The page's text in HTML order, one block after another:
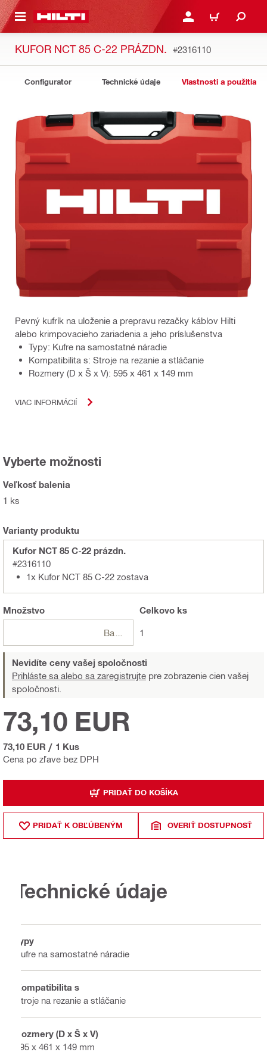
HLAVNÝ OBSAH PRIHLÁSIŤ ALEBO
KOŠÍK
KUFOR NCT 85 C-22 PRÁZDN. #2316110
Configurator Technické údaje Vlastnosti a použitia
Pevný kufrík na uloženie a prepravu rezačky káblov Hilti
alebo krimpovacieho zariadenia a jeho príslušenstva
Typy: Kufre na samostatné náradie
Kompatibilita s: Stroje na rezanie a stláčanie
Rozmery (D x Š x V): 595 x 461 x 149 mm
VIAC INFORMÁCIÍ
Vyberte možnosti
Veľkosť balenia
1 ks
Varianty produktu
Kufor NCT 85 C-22 prázdn.
#2316110
1x Kufor NCT 85 C-22 zostava
Množstvo Celkovo ks
1
Nevidíte ceny vašej spoločnosti
Prihláste sa alebo sa zaregistrujte pre zobrazenie cien vašej
spoločnosti.
Cena po zľave bez DPH
73,10 EUR
73,10 EUR / 1 Kus
PRIDAŤ DO KOŠÍKA
PRIDAŤ K OBĽÚBENÝM OVERIŤ DOSTUPNOSŤ
Technické údaje
Typy
Kufre na samostatné náradie
Kompatibilita s
Stroje na rezanie a stláčanie
Rozmery (D x Š x V)
595 x 461 x 149 mm